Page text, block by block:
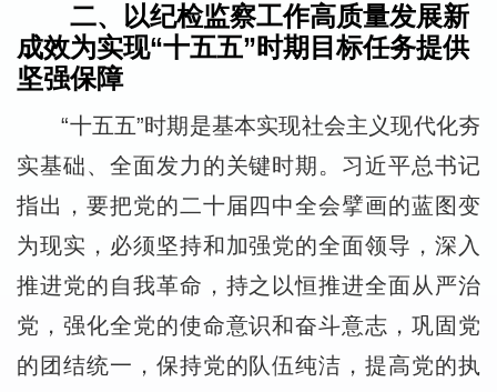
二、以纪检监察工作高质量发展新
成效为实现“十五五”时期目标任务提供
坚强保障
“十五五”时期是基本实现社会主义现代化夯
实基础、全面发力的关键时期。习近平总书记
指出，要把党的二十届四中全会擘画的蓝图变
为现实，必须坚持和加强党的全面领导，深入
推进党的自我革命，持之以恒推进全面从严治
党，强化全党的使命意识和奋斗意志，巩固党
的团结统一，保持党的队伍纯洁，提高党的执